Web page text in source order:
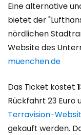
Eine alternative
bietet der
nördlichen
Website des
muenchen.de
Das Ticket kostet
Rückfahrt 23 Euro
Terravision-
gekauft werden.